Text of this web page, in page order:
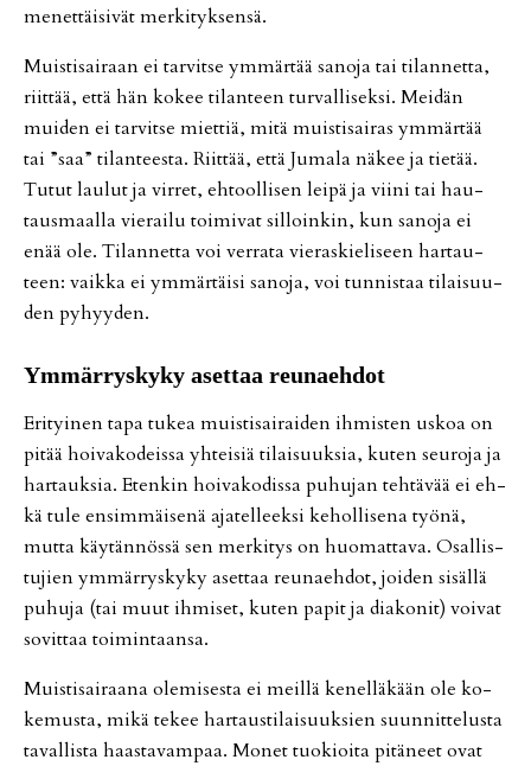
me­net­täi­si­vät mer­ki­tyk­sen­sä.
Muis­ti­sai­raan ei tar­vit­se ym­mär­tää sa­no­ja tai ti­lan­net­ta,
riit­tää, et­tä hän ko­kee ti­lan­teen tur­val­li­sek­si. Mei­dän
mui­den ei tar­vit­se miet­tiä, mitä muis­ti­sai­ras ym­mär­tää
tai ”saa” ti­lan­tees­ta. Riit­tää, et­tä Ju­ma­la nä­kee ja tie­tää.
Tu­tut lau­lut ja vir­ret, eh­tool­li­sen lei­pä ja vii­ni tai hau­
taus­maal­la vie­rai­lu toi­mi­vat sil­loin­kin, kun sa­no­ja ei
enää ole. Ti­lan­net­ta voi ver­ra­ta vie­ras­kie­li­seen har­tau­
teen: vaik­ka ei ym­mär­täi­si sa­no­ja, voi tun­nis­taa ti­lai­suu­
den py­hyy­den.
Ym­mär­rys­ky­ky aset­taa reu­na­eh­dot
Eri­tyi­nen tapa tu­kea muis­ti­sai­rai­den ih­mis­ten us­koa on
pi­tää hoi­va­ko­deis­sa yh­tei­siä ti­lai­suuk­sia, ku­ten seu­ro­ja ja
har­tauk­sia. Eten­kin hoi­va­ko­dis­sa pu­hu­jan teh­tä­vää ei eh­
kä tule en­sim­mäi­se­nä aja­tel­leek­si ke­hol­li­se­na työ­nä,
mut­ta käy­tän­nös­sä sen mer­ki­tys on huo­mat­ta­va. Osal­lis­
tu­jien ym­mär­rys­ky­ky aset­taa reu­na­eh­dot, joi­den si­säl­lä
pu­hu­ja (tai muut ih­mi­set, ku­ten pa­pit ja di­a­ko­nit) voi­vat
so­vit­taa toi­min­taan­sa.
Muis­ti­sai­raa­na ole­mi­ses­ta ei meil­lä ke­nel­lä­kään ole ko­
ke­mus­ta, mikä te­kee har­taus­ti­lai­suuk­sien suun­nit­te­lus­ta
ta­val­lis­ta haas­ta­vam­paa. Mo­net tuo­ki­oi­ta pi­tä­neet ovat